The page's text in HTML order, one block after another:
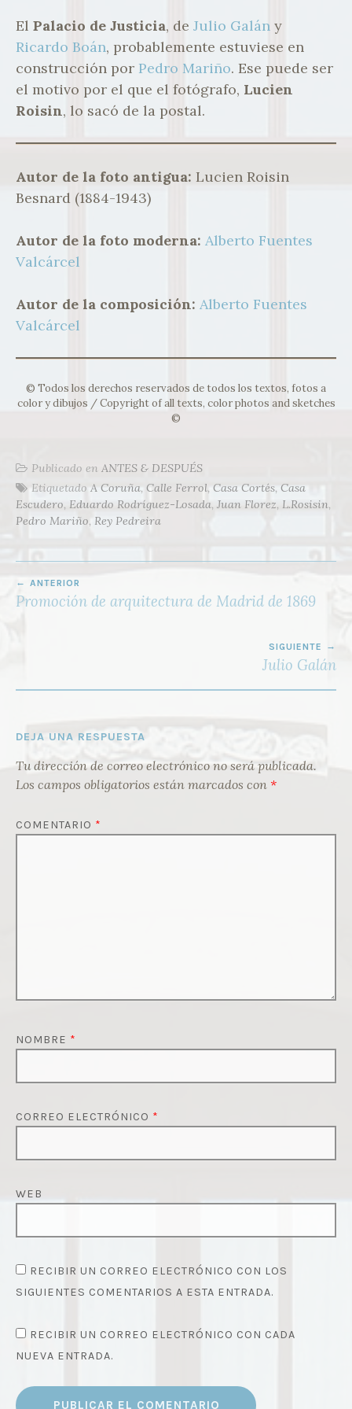
El Palacio de Justicia, de Julio Galán y
Ricardo Boán, probablemente estuviese en
construcción por Pedro Mariño. Ese puede ser
el motivo por el que el fotógrafo, Lucien
Roisin, lo sacó de la postal.
Autor de la foto antigua: Lucien Roisin
Besnard (1884-1943)
Autor de la foto moderna: Alberto Fuentes
Valcárcel
Autor de la composición: Alberto Fuentes
Valcárcel
© Todos los derechos reservados de todos los textos, fotos a
color y dibujos / Copyright of all texts, color photos and sketches
©
Publicado en ANTES & DESPUÉS
Etiquetado A Coruña, Calle Ferrol, Casa Cortés, Casa
Escudero, Eduardo Rodríguez-Losada, Juan Florez, L.Rosisin
Pedro Mariño Rey Pedreira
DE
ANTERIOR
Promoción de arquitectura de Madrid de 1869
SIGUIENTE
Julio Galán
DEJA UNA RESPUESTA
Tu dirección de correo electrónico no será publicada.
Los campos obligatorios están marcados con *
COMENTARIO *
NOMBRE *
CORREO ELECTRÓNICO *
WEB
RECIBIR UN CORREO ELECTRÓNICO CON LOS
SIGUIENTES COMENTARIOS A ESTA ENTRADA.
RECIBIR UN CORREO ELECTRÓNICO CON CADA
NUEVA ENTRADA.